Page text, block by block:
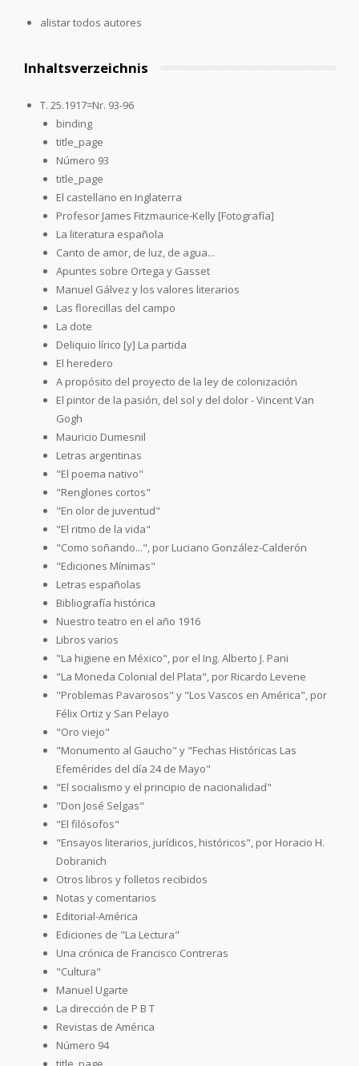
alistar todos autores
Inhaltsverzeichnis
T. 25.1917=Nr. 93-96
binding
title_page
Número 93
title_page
El castellano en Inglaterra
Profesor James Fitzmaurice-Kelly [Fotografía]
La literatura española
Canto de amor, de luz, de agua...
Apuntes sobre Ortega y Gasset
Manuel Gálvez y los valores literarios
Las florecillas del campo
La dote
Deliquio lírico [y] La partida
El heredero
A propósito del proyecto de la ley de colonización
El pintor de la pasión, del sol y del dolor - Vincent Van
Gogh
Mauricio Dumesnil
Letras argentinas
"El poema nativo"
"Renglones cortos"
"En olor de juventud"
"El ritmo de la vida"
"Como soñando...", por Luciano González-Calderón
"Ediciones Mínimas"
Letras españolas
Bibliografía histórica
Nuestro teatro en el año 1916
Libros varios
"La higiene en México", por el Ing. Alberto J. Pani
"La Moneda Colonial del Plata", por Ricardo Levene
"Problemas Pavarosos" y "Los Vascos en América", por
Félix Ortiz y San Pelayo
"Oro viejo"
"Monumento al Gaucho" y "Fechas Históricas Las
Efemérides del día 24 de Mayo"
"El socialismo y el principio de nacionalidad"
"Don José Selgas"
"El filósofos"
"Ensayos literarios, jurídicos, históricos", por Horacio H.
Dobranich
Otros libros y folletos recibidos
Notas y comentarios
Editorial-América
Ediciones de "La Lectura"
Una crónica de Francisco Contreras
"Cultura"
Manuel Ugarte
La dirección de P B T
Revistas de América
Número 94